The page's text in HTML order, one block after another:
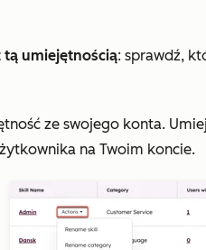
umiejętnością: sprawdź,
ze swojego konta.
na Twoim koncie.